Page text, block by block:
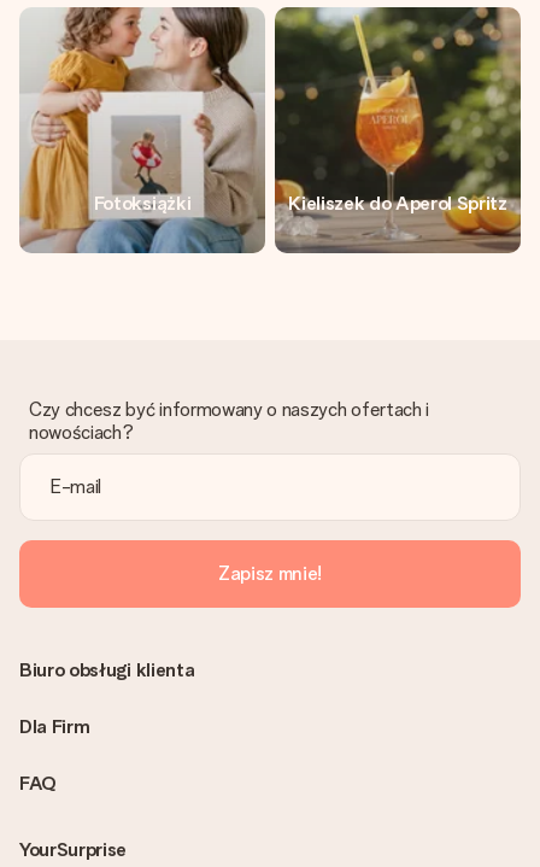
Fotoksiążki Kieliszek do Aperol Spritz
Czy chcesz być informowany o naszych ofertach i
nowościach?
Zapisz mnie!
FAQ
YourSurprise
Biuro obsługi klienta
Dla Firm